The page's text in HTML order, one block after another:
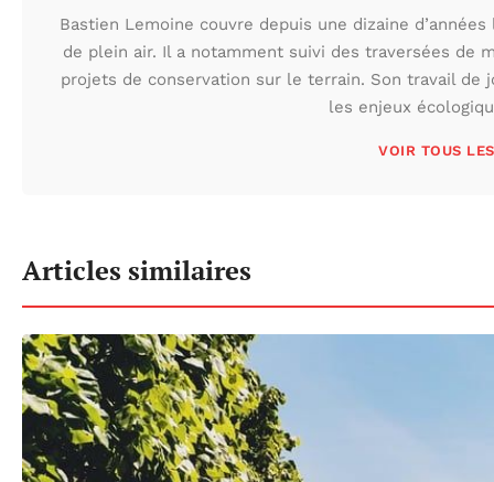
Bastien Lemoine couvre depuis une dizaine
de plein air. Il a notamment suivi des traversées de
projets de conservation sur le terrain. Son travail de
les enjeux
VOIR TOUS
Articles similaires